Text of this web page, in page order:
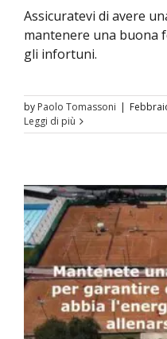
Assicuratevi di avere
mantenere una buona
gli infortuni.
by Paolo Tomassoni |
Leggi di più